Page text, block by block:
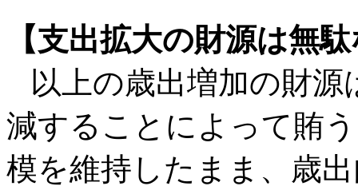
【支出拡大の財源は無
以上の歳出増加の財源
減することによって賄
模を維持したまま、歳